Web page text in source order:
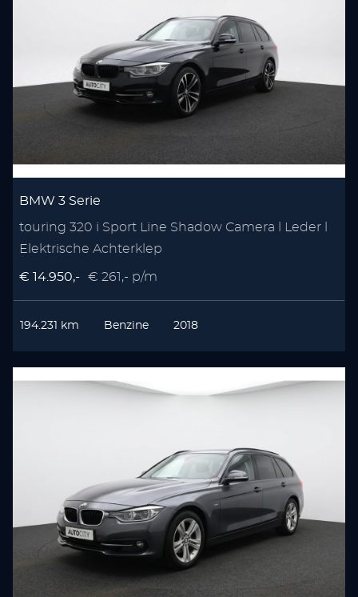
BMW 3 Serie
touring 320 i Sport Line Shadow Camera l Leder l
Elektrische Achterklep
€ 14.950,- € 261,- p/m
194.231 km Benzine 2018